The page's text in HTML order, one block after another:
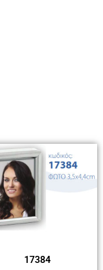
17384